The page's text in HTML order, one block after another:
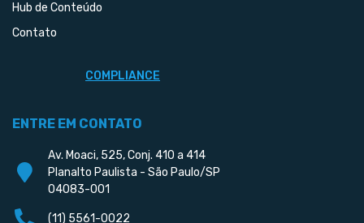
Hub de Conteúdo
Contato
COMPLIANCE
ENTRE EM CONTATO
Av. Moaci, 525, Conj. 410 a 414
Planalto Paulista - São Paulo/SP
04083-001
(11) 5561-0022